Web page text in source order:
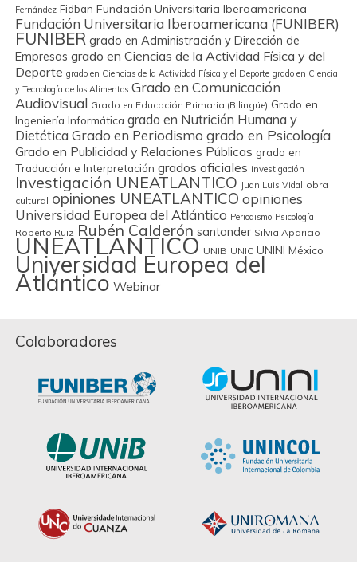
Fernández Fidban Fundación Universitaria Iberoamericana
Fundación Universitaria Iberoamericana (FUNIBER)
FUNIBER grado en Administración y Dirección de
Empresas grado en Ciencias de la Actividad Física y del
Deporte grado en Ciencias de la Actividad Física y el Deporte grado en Ciencia
y Tecnología de los Alimentos Grado en Comunicación
Audiovisual Grado en Educación Primaria (Bilingüe) Grado en
Ingeniería Informática grado en Nutrición Humana y
Dietética Grado en Periodismo grado en Psicología
Grado en Publicidad y Relaciones Públicas grado en
Traducción e Interpretación grados oficiales investigación
Investigación UNEATLANTICO Juan Luis Vidal obra
cultural opiniones UNEATLANTICO opiniones
Universidad Europea del Atlántico Periodismo Psicología
Roberto Ruiz Rubén Calderón santander Silvia Aparicio
UNEATLANTICO UNIB UNIC UNINI México
Universidad Europea del
Atlántico Webinar
Colaboradores